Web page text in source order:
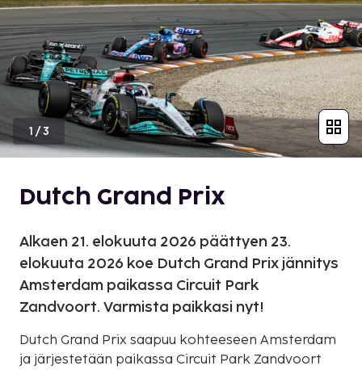
1 /3
Dutch Grand Prix
Alkaen 21. elokuuta 2026 päättyen 23.
elokuuta 2026 koe Dutch Grand Prix jännitys
Amsterdam paikassa Circuit Park
Zandvoort. Varmista paikkasi nyt!
Dutch Grand Prix saapuu kohteeseen Amsterdam
ja järjestetään paikassa Circuit Park Zandvoort